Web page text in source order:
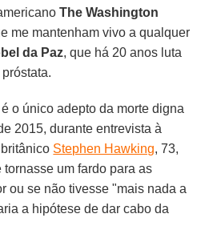
The Washington
me mantenham vivo a qualquer
da Paz, que há 20 anos luta
o único adepto da morte digna
2015, durante entrevista à
Stephen Hawking, 73,
um fardo para as
ou se não tivesse "mais nada a
a hipótese de dar cabo da